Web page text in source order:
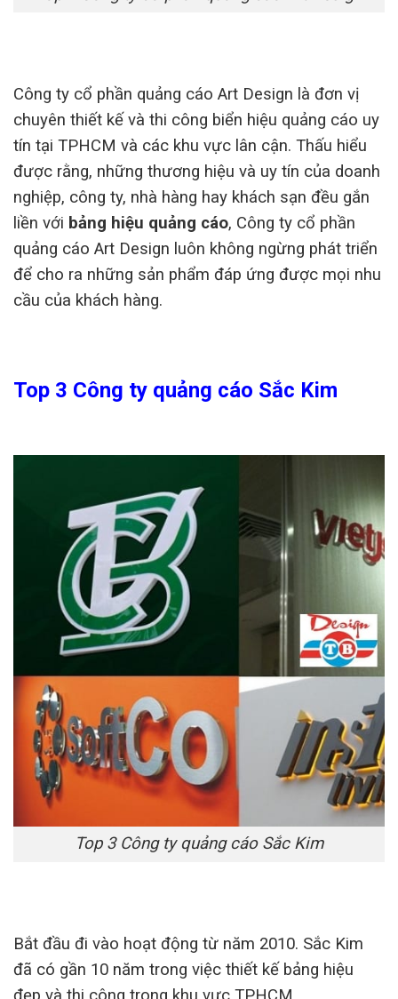
Công ty cổ phần quảng cáo Art Design là đơn vị
chuyên thiết kế và thi công biển hiệu quảng cáo uy
tín tại TPHCM và các khu vực lân cận. Thấu hiểu
được rằng, những thương hiệu và uy tín của doanh
nghiệp, công ty, nhà hàng hay khách sạn đều gắn
liền với bảng hiệu quảng cáo, Công ty cổ phần
quảng cáo Art Design luôn không ngừng phát triển
để cho ra những sản phẩm đáp ứng được mọi nhu
cầu của khách hàng.
Top 3 Công ty quảng cáo Sắc Kim
Top 3 Công ty quảng cáo Sắc Kim
Bắt đầu đi vào hoạt động từ năm 2010. Sắc Kim
đã có gần 10 năm trong việc thiết kế bảng hiệu